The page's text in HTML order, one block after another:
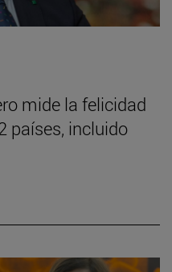
mide la felicidad
países, incluido